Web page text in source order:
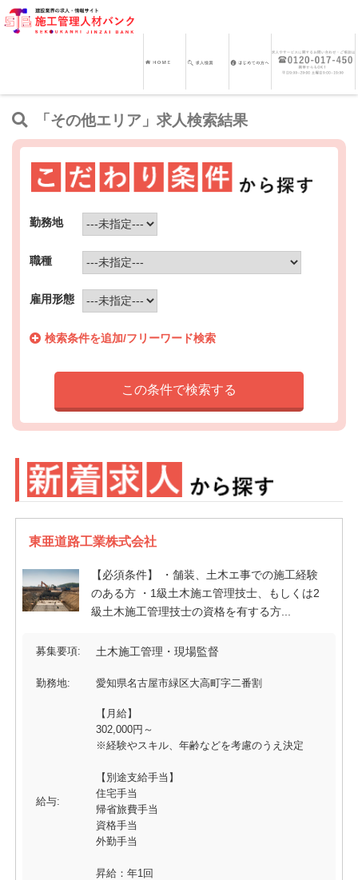
「その他エリア」求人検索結果
勤務地
職種
雇用形態
検索条件を追加/フリーワード検索
東亜道路工業株式会社
【必須条件】 ・舗装、土木エ事での施工経験
のある方 ・1級土木施エ管理技士、もしくは2
級土木施工管理技士の資格を有する方...
募集要項: 土木施工管理・現場監督
勤務地: 愛知県名古屋市緑区大高町字二番割
給与:
【月給】
302,000円～
※経験やスキル、年齢などを考慮のうえ決定
【別途支給手当】
住宅手当
帰省旅費手当
資格手当
外勤手当
昇給：年1回